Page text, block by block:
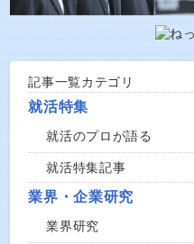
記事一覧カテゴリ
就活特集
就活のプロが語る
就活特集記事
業界・企業研究
業界研究